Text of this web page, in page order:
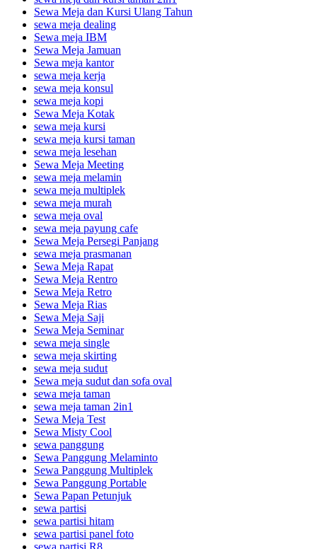
Sewa Meja dan Kursi Ulang Tahun
sewa meja dealing
Sewa meja IBM
Sewa Meja Jamuan
Sewa meja kantor
sewa meja kerja
sewa meja konsul
sewa meja kopi
Sewa Meja Kotak
sewa meja kursi
sewa meja kursi taman
sewa meja lesehan
Sewa Meja Meeting
sewa meja melamin
sewa meja multiplek
sewa meja murah
sewa meja oval
sewa meja payung cafe
Sewa Meja Persegi Panjang
sewa meja prasmanan
Sewa Meja Rapat
Sewa Meja Rentro
Sewa Meja Retro
Sewa Meja Rias
Sewa Meja Saji
Sewa Meja Seminar
sewa meja single
sewa meja skirting
sewa meja sudut
Sewa meja sudut dan sofa oval
sewa meja taman
sewa meja taman 2in1
Sewa Meja Test
Sewa Misty Cool
sewa panggung
Sewa Panggung Melaminto
Sewa Panggung Multiplek
Sewa Panggung Portable
Sewa Papan Petunjuk
sewa partisi
sewa partisi hitam
sewa partisi panel foto
sewa partisi R8